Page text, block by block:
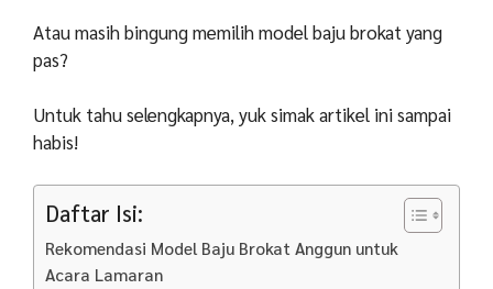
Atau masih bingung memilih model baju brokat yang
pas?
Untuk tahu selengkapnya, yuk simak artikel ini sampai
habis!
Daftar Isi:
Rekomendasi Model Baju Brokat Anggun untuk
Acara Lamaran